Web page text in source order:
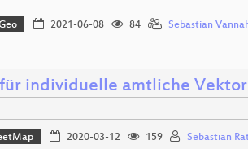
2021-06-08 84 Sebastian
individuelle amtliche
2020-03-12 159 Sebastian